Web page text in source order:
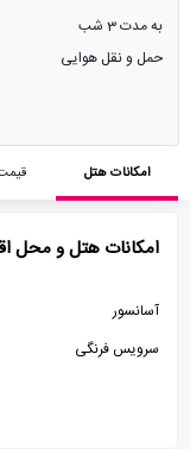
به مدت 3 شب
حمل و نقل هوایی
امکانات هتل
امکانات هتل و محل
آسانسور
سرویس فرنگی